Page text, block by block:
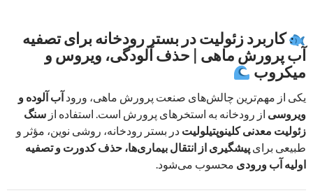
کاربرد زئولیت در بستر رودخانه برای تصفیه
آب پرورش ماهی | حذف آلودگی، ویروس و
میکروب
یکی از مهم‌ترین چالش‌های صنعت پرورش ماهی، ورود آب آلوده و
ویروسی از رودخانه به استخرهای پرورش است. استفاده از سنگ
زئولیت معدنی کلینوپتیلولیت در بستر رودخانه، روشی نوین، مؤثر و
طبیعی برای پیشگیری از انتقال بیماری‌ها، حذف کدورت و تصفیه
اولیه آب ورودی محسوب می‌شود.